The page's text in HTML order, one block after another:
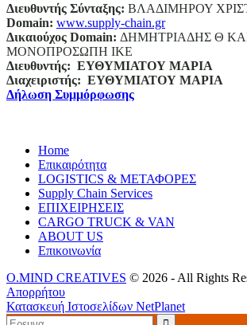
Διευθυντής Σύνταξης: ΒΛΑΔΙΜΗΡΟΥ
Domain: www.supply-chain.gr
Δικαιούχος Domain: ΔΗΜΗΤΡΙΑΔΗΣ Θ
ΜΟΝΟΠΡΟΣΩΠΗ ΙΚΕ
Διευθυντής: ΕΥΘΥΜΙΑΤΟΥ ΜΑΡΙΑ
Διαχειριστής: ΕΥΘΥΜΙΑΤΟΥ ΜΑΡΙΑ
Δήλωση Συμμόρφωσης
Home
Επικαιρότητα
LOGISTICS & ΜΕΤΑΦΟΡΕΣ
Supply Chain Services
ΕΠΙΧΕΙΡΗΣΕΙΣ
CARGO TRUCK & VAN
ABOUT US
Επικοινωνία
O.MIND CREATIVES © 2026 - All Rights
Απορρήτου
Κατασκευή Ιστοσελίδων NetPlanet